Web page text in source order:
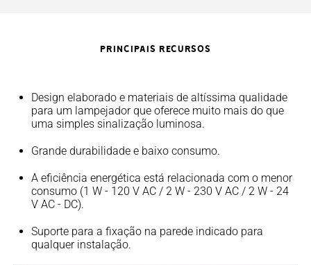
PRINCIPAIS RECURSOS
Design elaborado e materiais de altíssima qualidade
para um lampejador que oferece muito mais do que
uma simples sinalização luminosa.
Grande durabilidade e baixo consumo.
A eficiência energética está relacionada com o menor
consumo (1 W - 120 V AC / 2 W - 230 V AC / 2 W - 24
V AC - DC).
Suporte para a fixação na parede indicado para
qualquer instalação.